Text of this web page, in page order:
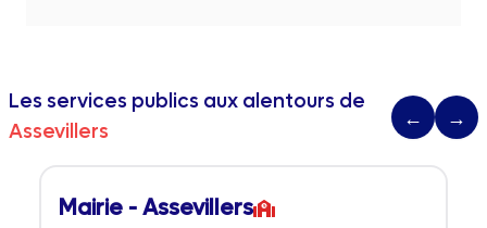
Les services publics aux alentours de
Assevillers
← →
Mairie - Assevillers